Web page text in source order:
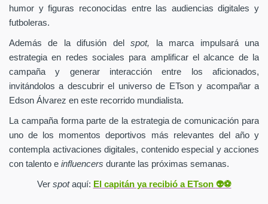
humor y figuras reconocidas entre las audiencias digitales y
futboleras.
Además de la difusión delspot,
la marca impulsará una
estrategia en redes sociales para amplificar el alcance de la
campaña y generar interacción entre los aficionados,
invitándolos a descubrir el universo de ETson y acompañar a
Edson Álvarez en este recorrido mundialista.
La campaña forma parte de la estrategia de comunicación para
uno de los momentos deportivos más relevantes del año y
contempla activaciones digitales, contenido especial y acciones
con talento e influencers durante las próximas semanas.
Ver spotaquí: El capitán ya recibió a ETson 👽⚽️